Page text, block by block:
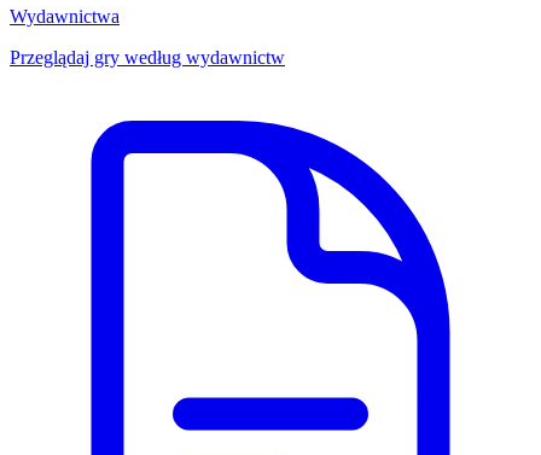
Wydawnictwa
Przeglądaj gry według wydawnictw